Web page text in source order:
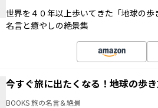
世界を４０年以上歩いてきた「地球の
名言と癒やしの絶景集
今すぐ旅に出たくなる！地球の歩
BOOKS 旅の名言＆絶景